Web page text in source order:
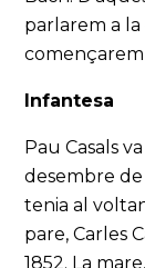
parlarem a la
Infantesa
Pau Casals
desembre de
tenia al
pare, Carles
1852. La